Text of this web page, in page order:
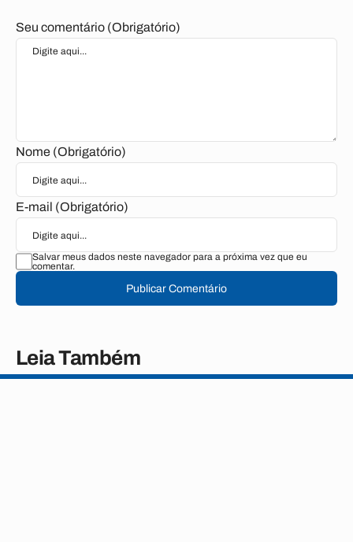
Seu comentário (Obrigatório)
Nome (Obrigatório)
E-mail (Obrigatório)
Salvar meus dados neste navegador para a próxima vez que eu
comentar.
Publicar Comentário
Leia Também